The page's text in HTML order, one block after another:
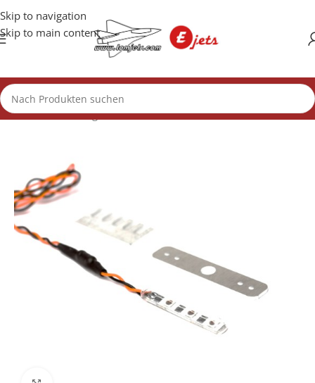
Skip to navigation
Skip to main content
Start/Beleuchtung